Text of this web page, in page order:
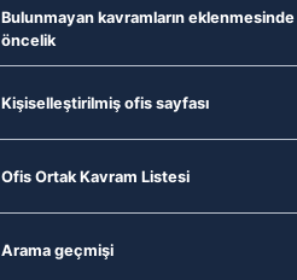
Bulunmayan kavramların eklenmesinde
öncelik
Kişiselleştirilmiş ofis sayfası
Ofis Ortak Kavram Listesi
Arama geçmişi